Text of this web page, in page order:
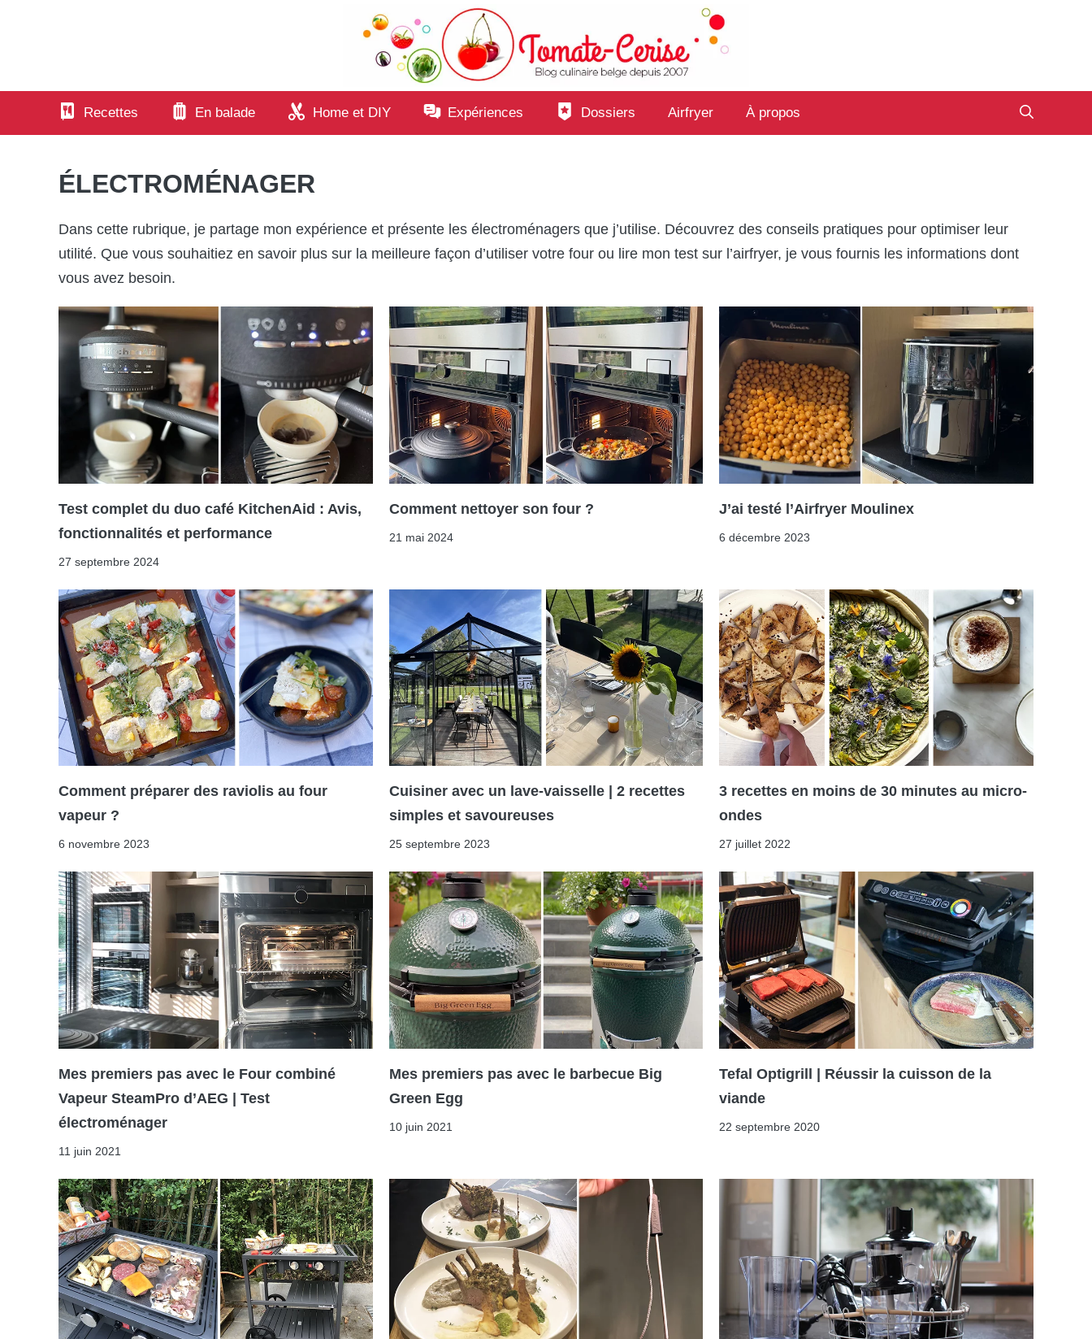
Recettes En balade Home et DIY Expériences Dossiers Airfryer À propos
ÉLECTROMÉNAGER
Dans cette rubrique, je partage mon expérience et présente les électroménagers que j’utilise. Découvrez des conseils pratiques pour optimiser leur
utilité. Que vous souhaitiez en savoir plus sur la meilleure façon d’utiliser votre four ou lire mon test sur l’airfryer, je vous fournis les informations dont
vous avez besoin.
Test complet du duo café KitchenAid : Avis,
fonctionnalités et performance
27 septembre 2024
Comment nettoyer son four ?
21 mai 2024
J’ai testé l’Airfryer Moulinex
6 décembre 2023
Comment préparer des raviolis au four
vapeur ?
6 novembre 2023
Cuisiner avec un lave-vaisselle | 2 recettes
simples et savoureuses
25 septembre 2023
3 recettes en moins de 30 minutes au micro-
ondes
27 juillet 2022
Mes premiers pas avec le Four combiné
Vapeur SteamPro d’AEG | Test
électroménager
11 juin 2021
Mes premiers pas avec le barbecue Big
Green Egg
10 juin 2021
Tefal Optigrill | Réussir la cuisson de la
viande
22 septembre 2020